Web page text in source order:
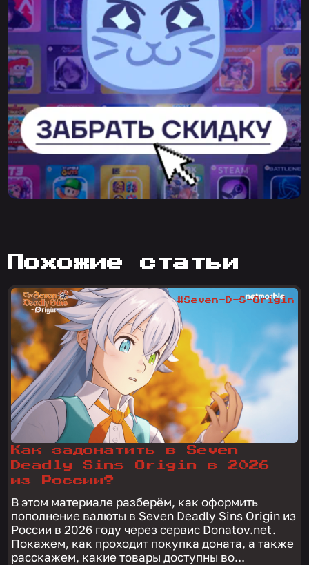
похожие статьи
Как задонатить в Seven
Deadly Sins Origin в 2026
из России?
В этом материале разберём, как оформить
пополнение валюты в Seven Deadly Sins Origin из
России в 2026 году через сервис Donatov.net.
Покажем, как проходит покупка доната, а также
расскажем, какие товары доступны во...
#Seven-D-S-Origin